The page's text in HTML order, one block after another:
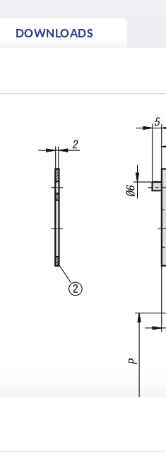
DOWNLOADS